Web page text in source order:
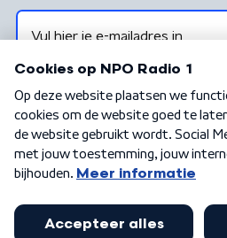
Algemene voorwaarden